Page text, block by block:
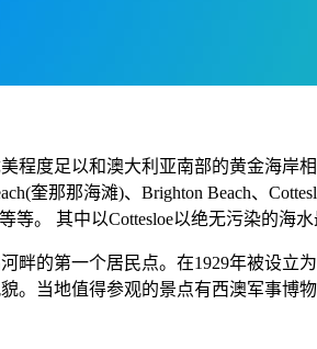
程度足以和澳大利亚南部的黄金海岸
奎那那海滩)、Brighton Beach、
等等。 其中以Cottesloe以绝无污染的
畔的第一个居民点。在1929年被设
当地值得参观的景点有西澳军事博物